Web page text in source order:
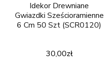
Idekor Drewniane
Gwiazdki Sześcioramienne
6 Cm 50 Szt (SCR0120)
30,00zł